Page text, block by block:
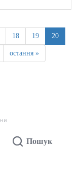
18 19 20
остання »
Пошук